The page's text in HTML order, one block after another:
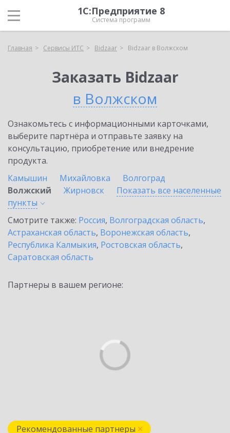
1С:Предприятие 8
Система программ
Главная Сервисы ИТС Bidzaar Bidzaar в Волжском
Заказать Bidzaar
в Волжском
Ознакомьтесь с информационными карточками,
выберите партнёра и отправьте заявку на
консультацию, приобретение или внедрение
продукта.
Камышин
Михайловка
Волгоград
Волжский
Жирновск
Показать все населенные
пункты
Смотрите также: Россия, Волгоградская область,
Астраханская область, Воронежская область,
Республика Калмыкия, Ростовская область,
Саратовская область
Партнеры в вашем регионе:
Рекомендованные партнеры